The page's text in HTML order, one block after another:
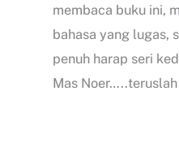
membaca buku ini,
bahasa yang lugas,
penuh harap seri
Mas